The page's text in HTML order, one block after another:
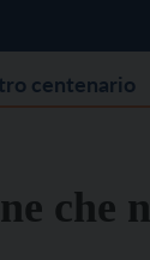
centenario
che